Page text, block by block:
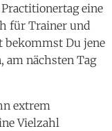
eine
für Trainer und
bekommst Du jene
am nächsten Tag
extrem
Vielzahl